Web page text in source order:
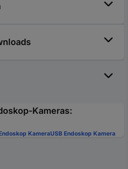
Kameras:
KameraUSB Endoskop Kamera